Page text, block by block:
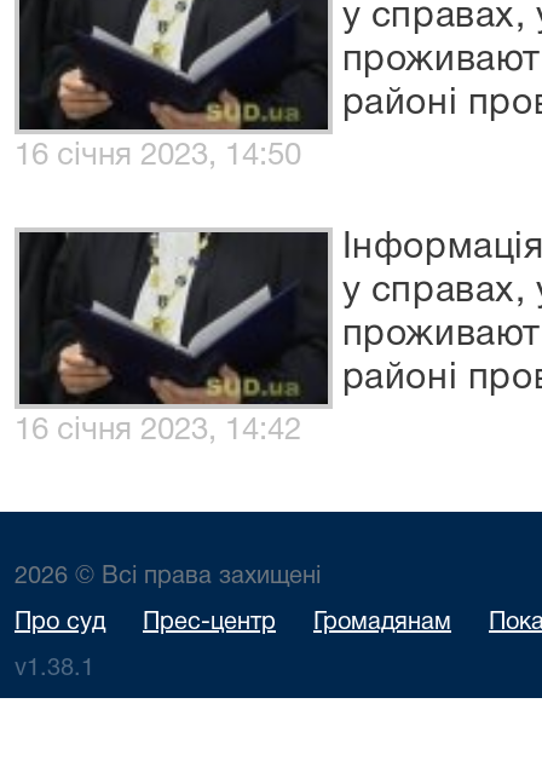
у справах,
районі
16 січня 2023, 14:50
у справах,
районі
16 січня 2023, 14:42
2026 © Всі права захищені
Про суд Прес-центр Громадянам
v1.38.1